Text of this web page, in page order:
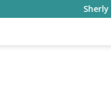
Sherly Waswas